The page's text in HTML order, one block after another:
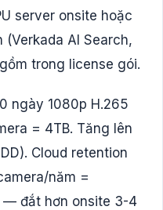
server onsite hoặc
AI Search,
trong license gói.
ngày 1080p H.265
= 4TB. Tăng lên
Cloud retention
năm =
— đắt hơn onsite 3-4